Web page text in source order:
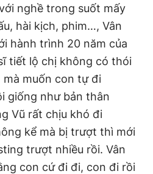
nghề trong suốt mấy
hài kịch, phim…, Vân
hành trình 20 năm của
tiết lộ chị không có thói
muốn con tự đi
giống như bản thân
Vũ rất chịu khó đi
kể mà bị trượt thì mới
trượt nhiều rồi. Vân
con cứ đi đi, con đi rồi